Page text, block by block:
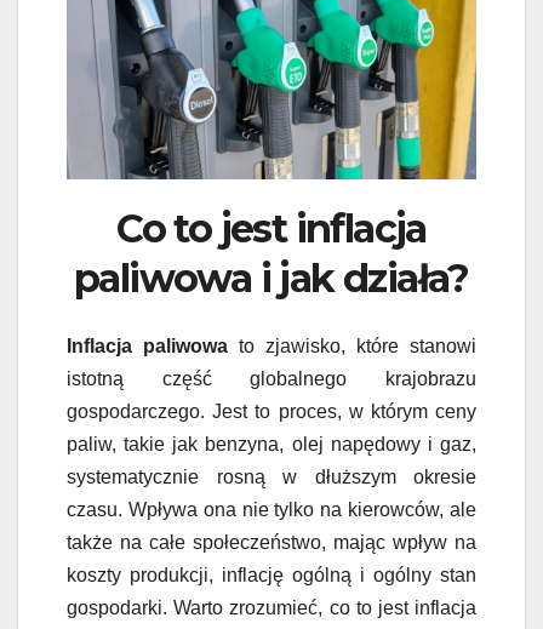
Co to jest inflacja
paliwowa i jak działa?
Inflacja paliwowa to zjawisko, które stanowi
istotną część globalnego krajobrazu
gospodarczego. Jest to proces, w którym ceny
paliw, takie jak benzyna, olej napędowy i gaz,
systematycznie rosną w dłuższym okresie
czasu. Wpływa ona nie tylko na kierowców, ale
także na całe społeczeństwo, mając wpływ na
koszty produkcji, inflację ogólną i ogólny stan
gospodarki. Warto zrozumieć, co to jest inflacja